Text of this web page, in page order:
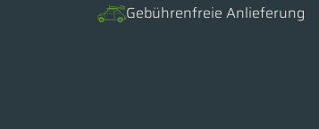
Gebührenfreie Anlieferung